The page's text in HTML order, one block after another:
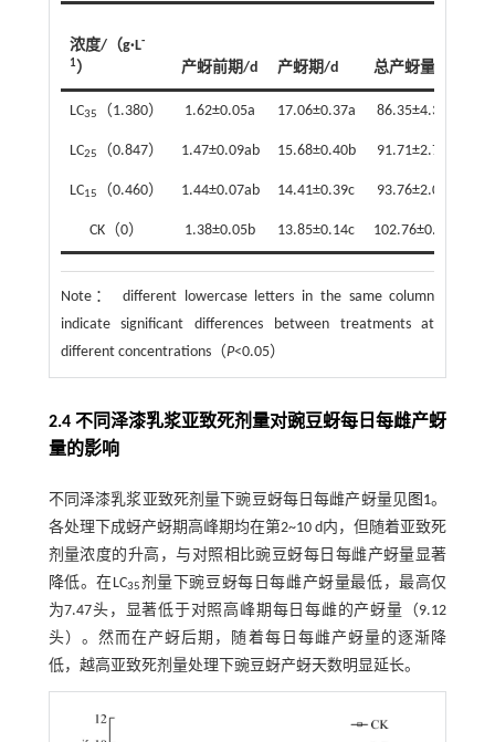
浓度/（g·L-
1） 产蚜前期/d 产蚜期/d 总产蚜量/头
LC35 （1.380） 1.62±0.05a 17.06±0.37a 86.35±4.34b
LC25 （0.847） 1.47±0.09ab 15.68±0.40b 91.71±2.72b
LC15 （0.460） 1.44±0.07ab 14.41±0.39c 93.76±2.06b
CK（0） 1.38±0.05b 13.85±0.14c 102.76±0.95a
Note：
different lowercase letters in the same column
indicate significant differences between treatments at
different concentrations（P<0.05）
2.4 不同泽漆乳浆亚致死剂量对豌豆蚜每日每雌产蚜
量的影响
不同泽漆乳浆亚致死剂量下豌豆蚜每日每雌产蚜量见图1。
各处理下成蚜产蚜期高峰期均在第2~10 d内，但随着亚致死
剂量浓度的升高，与对照相比豌豆蚜每日每雌产蚜量显著
降低。在LC35剂量下豌豆蚜每日每雌产蚜量最低，最高仅
为7.47头，显著低于对照高峰期每日每雌的产蚜量（9.12
头）。然而在产蚜后期，随着每日每雌产蚜量的逐渐降
低，越高亚致死剂量处理下豌豆蚜产蚜天数明显延长。